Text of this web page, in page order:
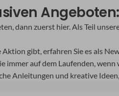
dann zuerst hier. Als Teil
gibt, erfahren Sie es als
immer auf dem Laufenden,
Anleitungen und kreative